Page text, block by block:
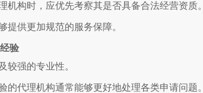
机构时，应优先考察其是否具备合法经营资质。
提供更加规范的服务保障。
验
较强的专业性。
的代理机构通常能够更好地处理各类申请问题。